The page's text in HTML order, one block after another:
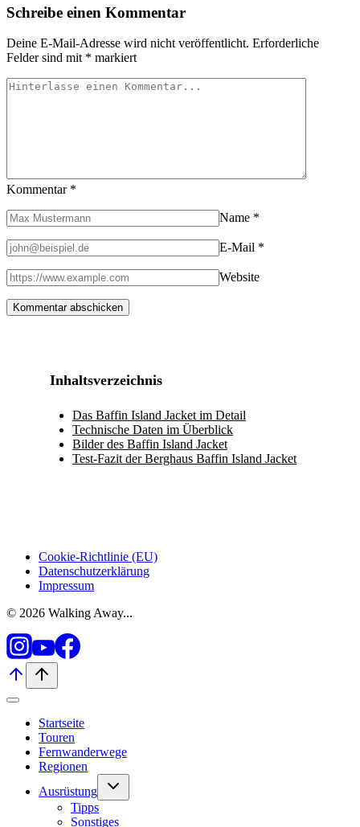
praktische
für
den
Schreibe einen Kommentar
Deine E-Mail-Adresse wird nicht veröffentlicht. Erforderliche
Felder sind mit * markiert
Kommentar *
Name *
E-Mail *
Website
Inhaltsverzeichnis
Das Baffin Island Jacket im Detail
Technische Daten im Überblick
Bilder des Baffin Island Jacket
Test-Fazit der Berghaus Baffin Island Jacket
Cookie-Richtlinie (EU)
Datenschutzerklärung
Impressum
© 2026 Walking Away...
Startseite
Touren
Fernwanderwege
Regionen
Ausrüstung
Untermenü
Tipps
Sonstiges